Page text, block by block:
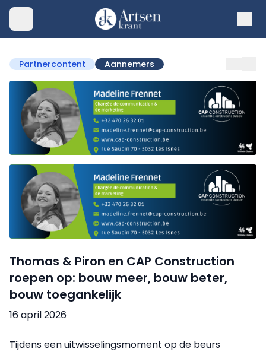
Partnercontent Aannemers
Thomas & Piron en CAP Construction
roepen op: bouw meer, bouw beter,
bouw toegankelijk
16 april 2026
Tijdens een uitwisselingsmoment op de beurs